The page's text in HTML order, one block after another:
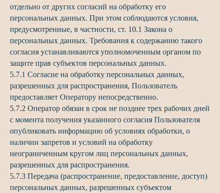
отдельно от других согласий на обработку его
персональных данных. При этом соблюдаются условия,
предусмотренные, в частности, ст. 10.1 Закона о
персональных данных. Требования к содержанию такого
согласия устанавливаются уполномоченным органом по
защите прав субъектов персональных данных.
5.7.1 Согласие на обработку персональных данных,
разрешенных для распространения, Пользователь
предоставляет Оператору непосредственно.
5.7.2 Оператор обязан в срок не позднее трех рабочих дней
с момента получения указанного согласия Пользователя
опубликовать информацию об условиях обработки, о
наличии запретов и условий на обработку
неограниченным кругом лиц персональных данных,
разрешенных для распространения.
5.7.3 Передача (распространение, предоставление, доступ)
персональных данных, разрешенных субъектом